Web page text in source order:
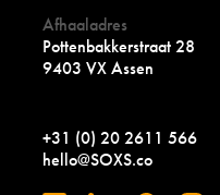
Afhaaladres
Pottenbakkerstraat 28
9403 VX Assen
+31 (0) 20 2611 566
hello@SOXS.co